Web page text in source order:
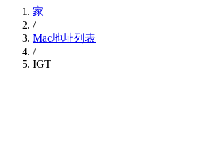
家
/
Mac地址列表
/
IGT